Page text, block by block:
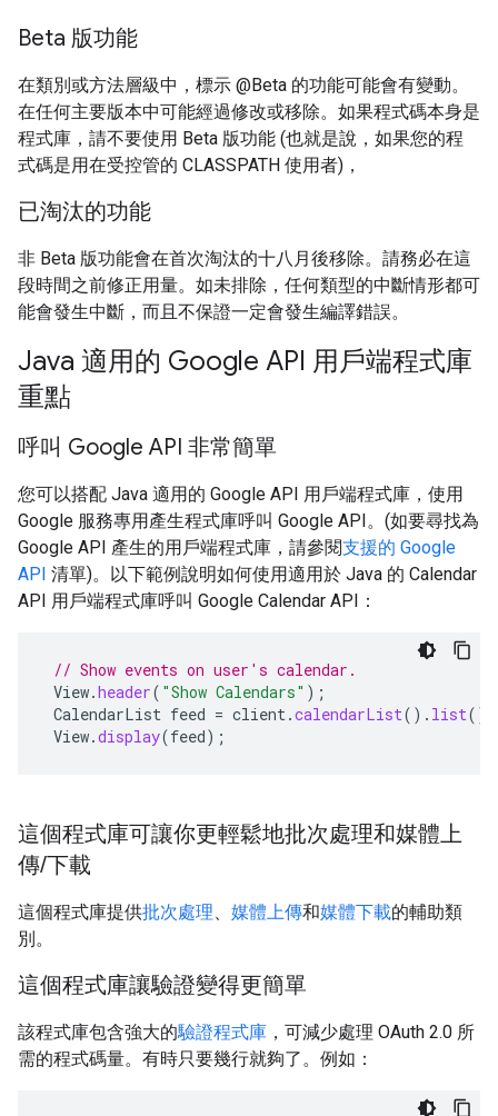
Beta 版功能
在類別或方法層級中，標示 @Beta 的功能可能會有變動。
在任何主要版本中可能經過修改或移除。如果程式碼本身是
程式庫，請不要使用 Beta 版功能 (也就是說，如果您的程
式碼是用在受控管的 CLASSPATH 使用者)，
已淘汰的功能
非 Beta 版功能會在首次淘汰的十八月後移除。請務必在這
段時間之前修正用量。如未排除，任何類型的中斷情形都可
能會發生中斷，而且不保證一定會發生編譯錯誤。
Java 適用的 Google API 用戶端程式庫
重點
呼叫 Google API 非常簡單
您可以搭配 Java 適用的 Google API 用戶端程式庫，使用
Google 服務專用產生程式庫呼叫 Google API。(如要尋找為
Google API 產生的用戶端程式庫，請參閱支援的 Google
API 清單)。以下範例說明如何使用適用於 Java 的 Calendar
API 用戶端程式庫呼叫 Google Calendar API：
// Show events on user's calendar.
View.header( "Show Calendars" );
CalendarList feed = client.calendarList(). list().
View.display(feed);
這個程式庫可讓你更輕鬆地批次處理和媒體上
傳/下載
這個程式庫提供批次處理、 媒體上傳和媒體下載的輔助類
別。
這個程式庫讓驗證變得更簡單
該程式庫包含強大的驗證程式庫 ，可減少處理 OAuth 2.0 所
需的程式碼量。有時只要幾行就夠了。例如：